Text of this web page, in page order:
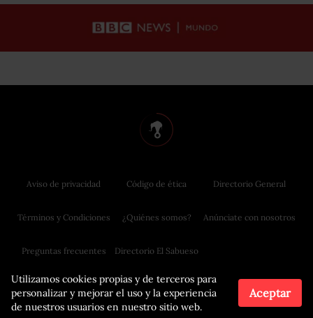
Utilizamos cookies propias y de terceros para
personalizar y mejorar el uso y la experiencia
de nuestros usuarios en nuestro sitio web.
Aceptar
Aviso de privacidad
Términos y Condiciones
Preguntas frecuentes
Código de ética
¿Quiénes somos?
Directorio El Sabueso
Directorio General
Anúnciate con nosotros